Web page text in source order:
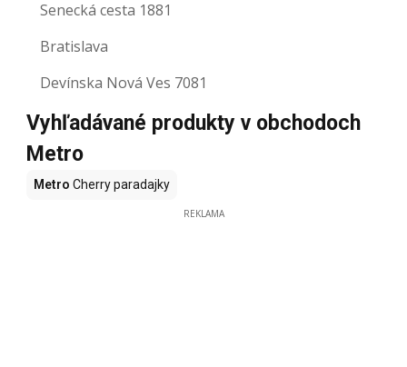
Senecká cesta 1881
Bratislava
Devínska Nová Ves 7081
Vyhľadávané produkty v obchodoch
Metro
Metro Cherry paradajky
REKLAMA